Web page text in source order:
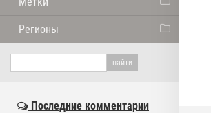
Регионы
Последние комментарии